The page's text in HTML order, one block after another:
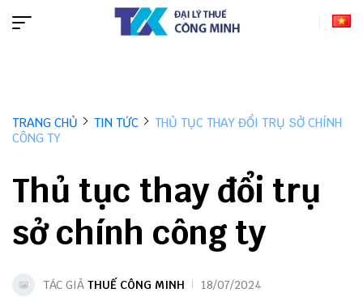
TRANG CHỦ TIN TỨC
THỦ TỤC THAY ĐỔI TRỤ SỞ CHÍNH
CÔNG TY
Thủ tục thay đổi trụ
sở chính công ty
TÁC GIẢ THUẾ CÔNG MINH 18/07/2024